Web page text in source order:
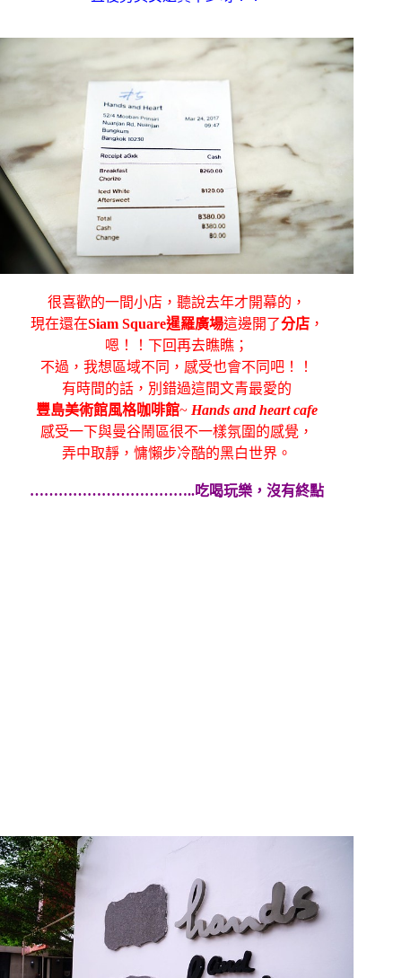
很喜歡的一間小店，聽說去年才開幕的，
現在還在Siam Square暹羅廣場這邊開了分店，
嗯！！下回再去瞧瞧；
不過，我想區域不同，感受也會不同吧！！
有時間的話，別錯過這間文青最愛的
豐島美術館風格咖啡館~ Hands and heart cafe
感受一下與曼谷鬧區很不一樣氛圍的感覺，
弄中取靜，慵懶步冷酷的黑白世界。
……………………………..吃喝玩樂，沒有終點